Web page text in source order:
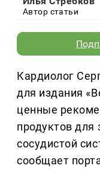
Автор статьи
Кардиолог
для издания
ценные
продуктов
сосудистой
сообщает